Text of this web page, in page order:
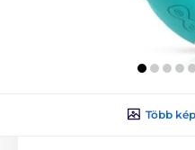
Több